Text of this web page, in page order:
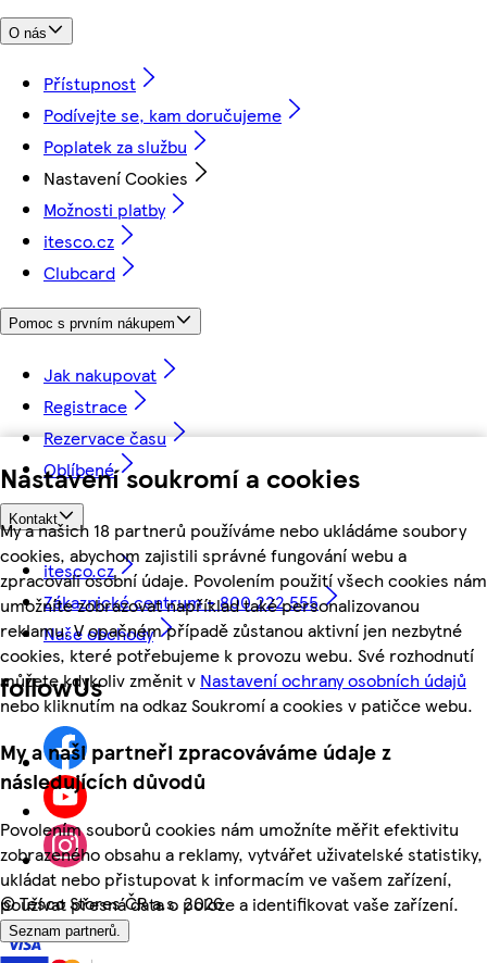
Nastavení soukromí a cookies
My a našich 18 partnerů používáme nebo ukládáme soubory
cookies, abychom zajistili správné fungování webu a
zpracovali osobní údaje. Povolením použití všech cookies nám
umožníte zobrazovat například také personalizovanou
reklamu. V opačném případě zůstanou aktivní jen nezbytné
cookies, které potřebujeme k provozu webu. Své rozhodnutí
můžete kdykoliv změnit v Nastavení ochrany osobních údajů
nebo kliknutím na odkaz Soukromí a cookies v patičce webu.
My a naši partneři zpracováváme údaje z
následujících důvodů
Povolením souborů cookies nám umožníte měřit efektivitu
zobrazeného obsahu a reklamy, vytvářet uživatelské statistiky,
ukládat nebo přistupovat k informacím ve vašem zařízení,
používat přesná data o poloze a identifikovat vaše zařízení.
Seznam partnerů.
O nás
Přístupnost
Podívejte se, kam doručujeme
Poplatek za službu
Nastavení Cookies
Možnosti platby
itesco.cz
Clubcard
Pomoc s prvním nákupem
Jak nakupovat
Registrace
Rezervace času
Oblíbené
Kontakt
itesco.cz
Zákaznické centrum - 800 222 555
Naše obchody
followUs
©Tesco Stores ČR a.s. 2026